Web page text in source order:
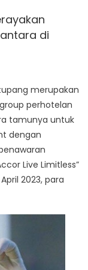
di
merupakan
perhotelan
tamunya untuk
dengan
Live Limitless”
2023, para